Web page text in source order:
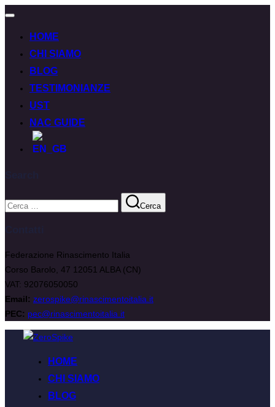
HOME
CHI SIAMO
BLOG
TESTIMONIANZE
UST
NAC GUIDE
Cerca
Federazione Rinascimento Italia
Corso Barolo, 47 12051 ALBA (CN)
VAT: 92076050050
Email: zerospike@rinascimentoitalia.it
PEC: pec@rinascimentoitalia.it
HOME
CHI SIAMO
BLOG